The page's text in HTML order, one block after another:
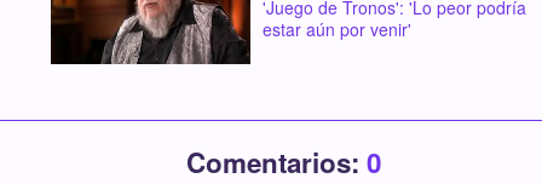
'Juego de Tronos': 'Lo peor podría
estar aún por venir'
Comentarios: 0